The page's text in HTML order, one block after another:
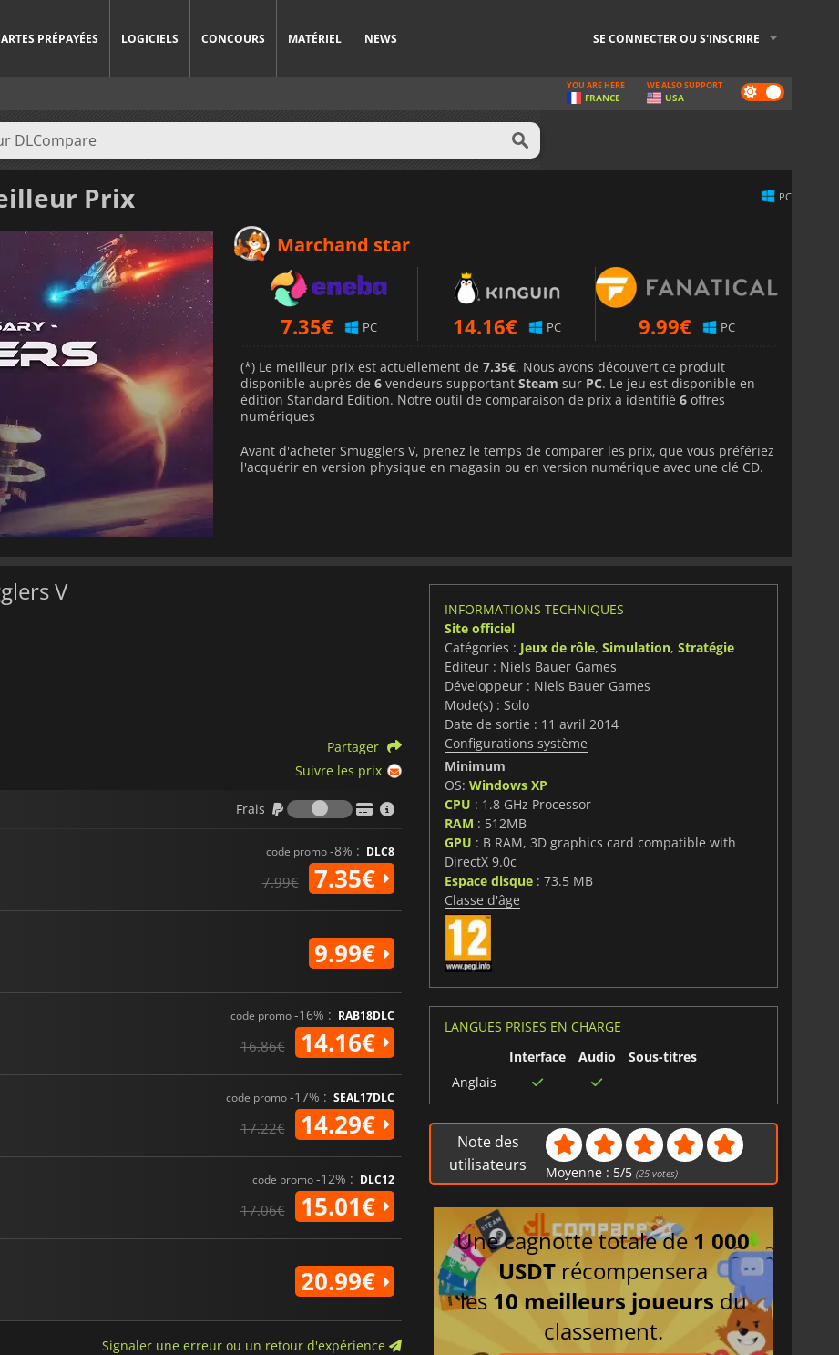
PRÉPAYÉES LOGICIELS CONCOURS MATÉRIEL NEWS SE CONNECTER OU S'INSCRIRE
Dark
mode
YOU ARE HERE
FRANCE
WE ALSO SUPPORT
USA
Prix PC
Marchand star
7.35€ PC 14.16€ PC 9.99€ PC
(*) Le meilleur prix est actuellement de 7.35€. Nous avons découvert ce produit
disponible auprès de 6 vendeurs supportant Steam sur PC. Le jeu est disponible en
édition Standard Edition. Notre outil de comparaison de prix a identifié 6 offres
numériques
Avant d'acheter Smugglers V, prenez le temps de comparer les prix, que vous préfériez
l'acquérir en version physique en magasin ou en version numérique avec une clé CD.
V
Partager
Suivre les prix
Frais
Frais
code promo-8% : DLC8
7.99€ 7.35€
9.99€
code promo-16% : RAB18DLC
16.86€ 14.16€
code promo-17% : SEAL17DLC
17.22€ 14.29€
code promo-12% : DLC12
17.06€ 15.01€
20.99€
Signaler une erreur ou un retour d'expérience
INFORMATIONS TECHNIQUES
Site officiel
Catégories : Jeux de rôle, Simulation, Stratégie
Editeur : Niels Bauer Games
Développeur : Niels Bauer Games
Mode(s) : Solo
Date de sortie : 11 avril 2014
Configurations système
Minimum
OS: Windows XP
CPU : 1.8 GHz Processor
RAM : 512MB
GPU : B RAM, 3D graphics card compatible with
DirectX 9.0c
Espace disque: 73.5 MB
Classe d'âge
LANGUES PRISES EN CHARGE
Interface
Audio
Sous-titres
Anglais
Note des
utilisateurs
Moyenne : 5/5 (25 votes)
Une cagnotte totale de 1 000
USDT récompensera
les 10 meilleurs joueurs du
classement.